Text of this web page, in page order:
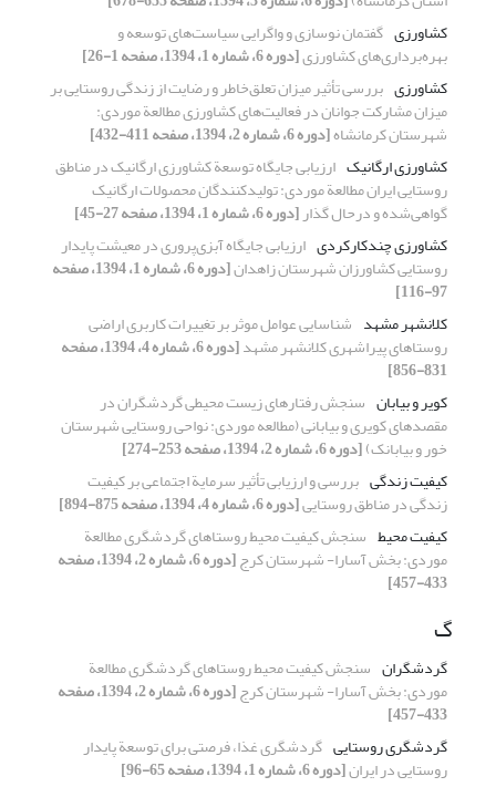
کشاورزی گفتمان نوسازی و واگرایی سیاست‌های توسعه و
بهره‌برداری‌های کشاورزی[دوره 6، شماره 1، 1394، صفحه 1-26]
کشاورزی بررسی تأثیر میزان تعلق‌خاطر و رضایت از زندگی روستایی بر
میزان مشارکت جوانان در فعالیت‌های کشاورزی مطالعة موردی:
شهرستان کرمانشاه[دوره 6، شماره 2، 1394، صفحه 411-432]
کشاورزی ارگانیک ارزیابی جایگاه توسعة کشاورزی ارگانیک در مناطق
روستایی ایران مطالعة موردی: تولیدکنندگان محصولات ارگانیک
گواهی‌شده و درحال گذار[دوره 6، شماره 1، 1394، صفحه 27-45]
کشاورزی چندکارکردی ارزیابی جایگاه آبزی‌پروری در معیشت پایدار
روستایی کشاورزان شهرستان زاهدان [دوره 6، شماره 1، 1394، صفحه
97-116]
کلانشهر مشهد شناسایی عوامل موثر بر تغییرات کاربری اراضی
روستاهای پیراشهری کلانشهر مشهد [دوره 6، شماره 4، 1394، صفحه
831-856]
کویر و بیابان سنجش رفتارهای زیست محیطی گردشگران در
مقصدهای کویری و بیابانی (مطالعه موردی: نواحی روستایی شهرستان
خور و بیابانک)[دوره 6، شماره 2، 1394، صفحه 253-274]
کیفیت زندگی بررسی و ارزیابی تأثیر سرمایة اجتماعی بر کیفیت
زندگی در مناطق روستایی[دوره 6، شماره 4، 1394، صفحه 875-894]
کیفیت محیط سنجش کیفیت محیط روستاهای گردشگری مطالعة
موردی: بخش آسارا- شهرستان کرج [دوره 6، شماره 2، 1394، صفحه
433-457]
گ
گردشگران سنجش کیفیت محیط روستاهای گردشگری مطالعة
موردی: بخش آسارا- شهرستان کرج [دوره 6، شماره 2، 1394، صفحه
433-457]
گردشگری روستایی گردشگری غذا، فرصتی برای توسعة پایدار
روستایی در ایران[دوره 6، شماره 1، 1394، صفحه 65-96]